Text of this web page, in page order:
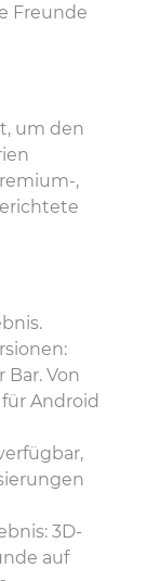
Freunde
um den
,
Bar. Von
Android
3D-
auf